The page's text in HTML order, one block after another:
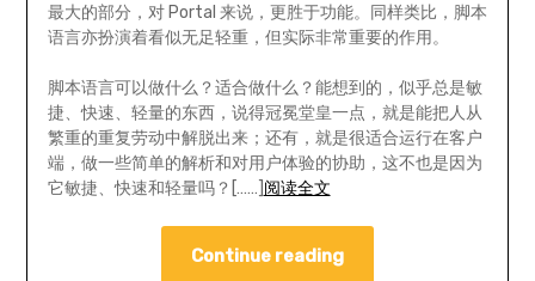
最大的部分，对 Portal 来说，更胜于功能。同样类比，脚本
语言亦扮演着看似无足轻重，但实际非常重要的作用。
脚本语言可以做什么？适合做什么？能想到的，似乎总是敏
捷、快速、轻量的东西，说得冠冕堂皇一点，就是能把人从
繁重的重复劳动中解脱出来；还有，就是很适合运行在客户
端，做一些简单的解析和对用户体验的协助，这不也是因为
它敏捷、快速和轻量吗？[……] 阅读全文
Continue reading